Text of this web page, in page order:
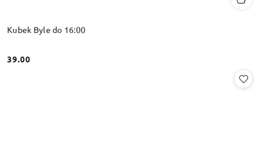
Kubek Byle do 16:00
Cena:
39.00